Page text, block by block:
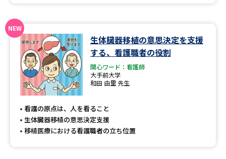
幼稚園教員資格認定試験
高等学校（情報）教員資格認定
大学研究
大学で学べる内容や特徴を調べる
生体臓器移植の意思決定を支援
する、看護職者の役割
関心ワード：看護師
大手前大学
和田 由里 先生
看護の原点は、人を看ること
生体臓器移植の意思決定支援
移植医療における看護職者の立ち位置